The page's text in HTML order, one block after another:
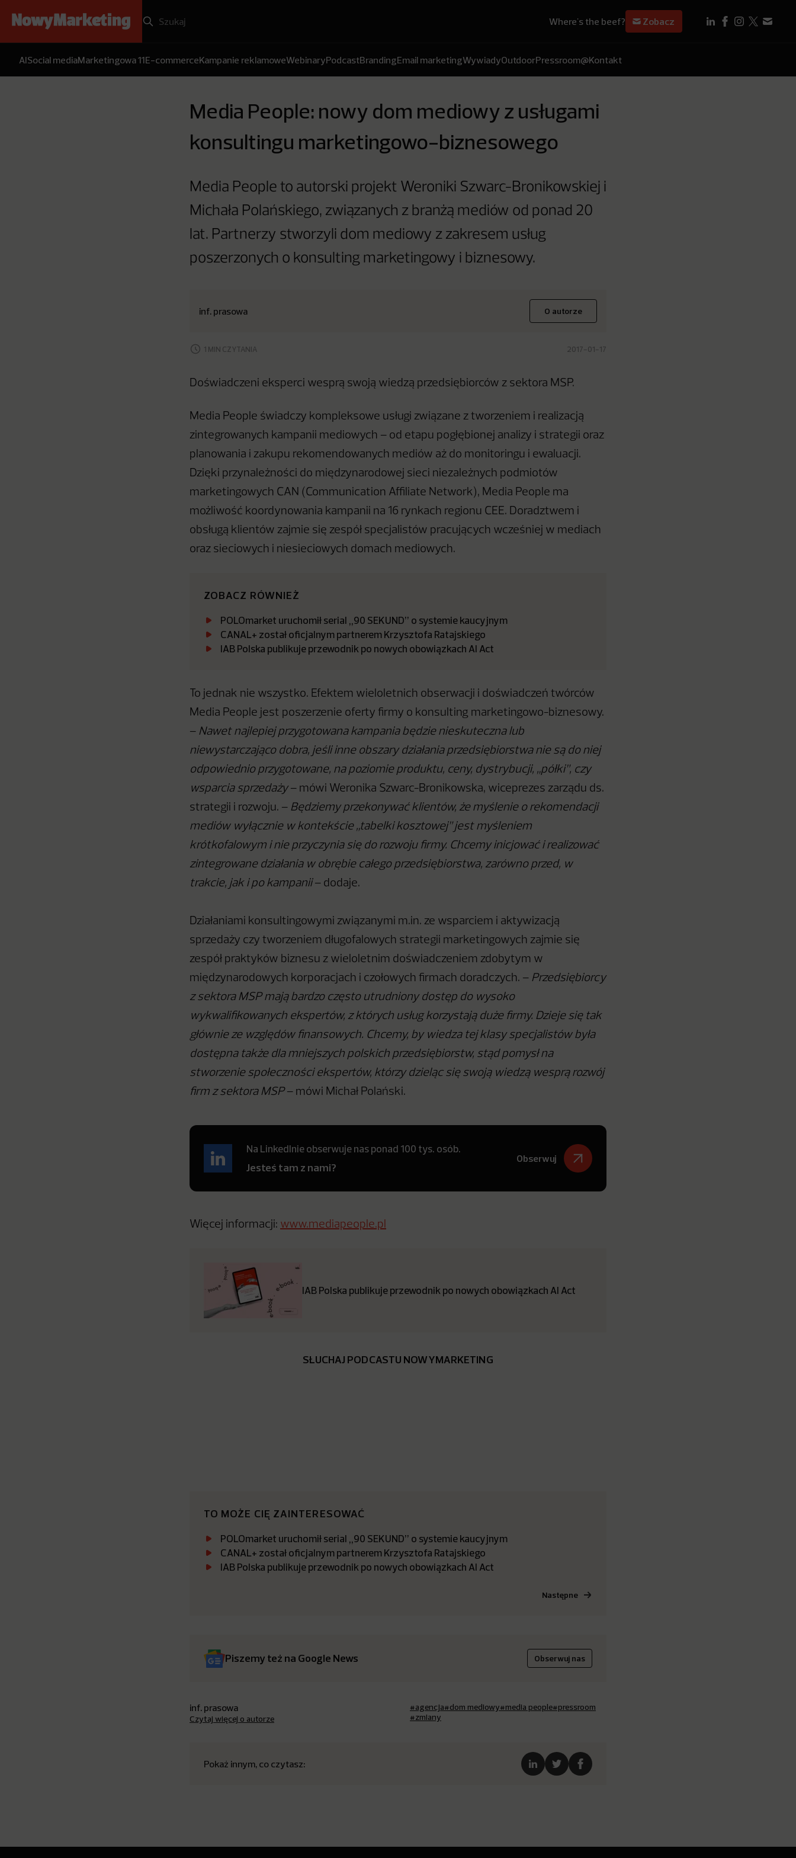
Where's the beef? Zobacz
AISocial mediaMarketingowa 11E-commerceKampanie reklamoweWebinaryPodcastBrandingEmail marketingWywiadyOutdoorPressroom@Kontakt
Media People: nowy dom mediowy z usługami
konsultingu marketingowo-biznesowego
Media People to autorski projekt Weroniki Szwarc-Bronikowskiej i
Michała Polańskiego, związanych z branżą mediów od ponad 20
lat. Partnerzy stworzyli dom mediowy z zakresem usług
poszerzonych o konsulting marketingowy i biznesowy.
inf. prasowa O autorze
1 MIN CZYTANIA 2017-01-17
Doświadczeni eksperci wesprą swoją wiedzą przedsiębiorców z sektora MSP.
Media People świadczy kompleksowe usługi związane z tworzeniem i realizacją
zintegrowanych kampanii mediowych – od etapu pogłębionej analizy i strategii oraz
planowania i zakupu rekomendowanych mediów aż do monitoringu i ewaluacji.
Dzięki przynależności do międzynarodowej sieci niezależnych podmiotów
marketingowych CAN (Communication Affiliate Network), Media People ma
możliwość koordynowania kampanii na 16 rynkach regionu CEE. Doradztwem i
obsługą klientów zajmie się zespół specjalistów pracujących wcześniej w mediach
oraz sieciowych i niesieciowych domach mediowych.
ZOBACZ RÓWNIEŻ
POLOmarket uruchomił serial „90 SEKUND” o systemie kaucyjnym
CANAL+ został oficjalnym partnerem Krzysztofa Ratajskiego
IAB Polska publikuje przewodnik po nowych obowiązkach AI Act
To jednak nie wszystko. Efektem wieloletnich obserwacji i doświadczeń twórców
Media People jest poszerzenie oferty firmy o konsulting marketingowo-biznesowy.
– Nawet najlepiej przygotowana kampania będzie nieskuteczna lub
niewystarczająco dobra, jeśli inne obszary działania przedsiębiorstwa nie są do niej
odpowiednio przygotowane, na poziomie produktu, ceny, dystrybucji, „półki”, czy
wsparcia sprzedaży– mówi Weronika Szwarc-Bronikowska, wiceprezes zarządu ds.
strategii i rozwoju. – Będziemy przekonywać klientów, że myślenie o rekomendacji
mediów wyłącznie w kontekście „tabelki kosztowej” jest myśleniem
krótkofalowym i nie przyczynia się do rozwoju firmy. Chcemy inicjować i realizować
zintegrowane działania w obrębie całego przedsiębiorstwa, zarówno przed, w
trakcie, jak i po kampanii– dodaje.
Działaniami konsultingowymi związanymi m.in. ze wsparciem i aktywizacją
sprzedaży czy tworzeniem długofalowych strategii marketingowych zajmie się
zespół praktyków biznesu z wieloletnim doświadczeniem zdobytym w
międzynarodowych korporacjach i czołowych firmach doradczych. – Przedsiębiorcy
z sektora MSP mają bardzo często utrudniony dostęp do wysoko
wykwalifikowanych ekspertów, z których usług korzystają duże firmy. Dzieje się tak
głównie ze względów finansowych. Chcemy, by wiedza tej klasy specjalistów była
dostępna także dla mniejszych polskich przedsiębiorstw, stąd pomysł na
stworzenie społeczności ekspertów, którzy dzieląc się swoją wiedzą wesprą rozwój
firm z sektora MSP– mówi Michał Polański.
Na LinkedInie obserwuje nas ponad 100 tys. osób.
Jesteś tam z nami?
Obserwuj
Więcej informacji: www.mediapeople.pl
IAB Polska publikuje przewodnik po nowych obowiązkach AI Act
SŁUCHAJ PODCASTU NOWYMARKETING
TO MOŻE CIĘ ZAINTERESOWAĆ
POLOmarket uruchomił serial „90 SEKUND” o systemie kaucyjnym
CANAL+ został oficjalnym partnerem Krzysztofa Ratajskiego
IAB Polska publikuje przewodnik po nowych obowiązkach AI Act
Następne
Piszemy też na Google News Obserwuj nas
inf. prasowa
Czytaj więcej o autorze
#agencja#dom mediowy#media people#pressroom
#zmiany
Pokaż innym, co czytasz: